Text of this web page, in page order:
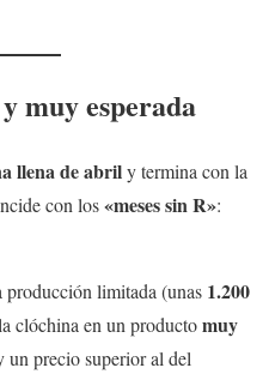
muy esperada
llena de abrily termina con la
con los«meses sin R»:
limitada (unas 1.200
clóchina en un productomuy
un precio superior al del